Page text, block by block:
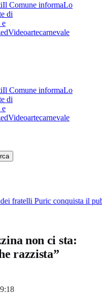
Il Comune informaLo
di
e
Videoartecarnevale
Il Comune informaLo
di
e
Videoartecarnevale
fratelli Puric conquista il
non ci sta:
razzista”